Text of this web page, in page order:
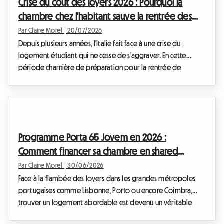
régies immobilières. Chez Roomlala, nous observons c...
Crise du coût des loyers 2026 : Pourquoi la
chambre chez l'habitant sauve la rentrée des
étudiants italiens
Par Claire Morel 20/07/2026
Depuis plusieurs années, l'Italie fait face à une crise du
logement étudiant qui ne cesse de s'aggraver. En cette
période charnière de préparation pour la rentrée de
plus de simples actes de rébellion éphémères, mais l...
Programme Porta 65 Jovem en 2026 :
Comment financer sa chambre en shared
housing au Portugal
Par Claire Morel 30/06/2026
Face à la flambée des loyers dans les grandes métropoles
portugaises comme Lisbonne, Porto ou encore Coimbra,
trouver un logement abordable est devenu un véritable